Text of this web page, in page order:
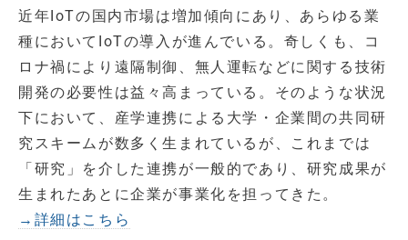
近年IoTの国内市場は増加傾向にあり、あらゆる業
種においてIoTの導入が進んでいる。奇しくも、コ
ロナ禍により遠隔制御、無人運転などに関する技術
開発の必要性は益々高まっている。そのような状況
下において、産学連携による大学・企業間の共同研
究スキームが数多く生まれているが、これまでは
「研究」を介した連携が一般的であり、研究成果が
生まれたあとに企業が事業化を担ってきた。
→詳細はこちら